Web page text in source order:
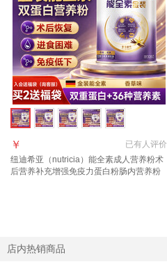
已有人评价
￥
纽迪希亚（nutricia）能全素成人营养粉术
后营养补充增强免疫力蛋白粉肠内营养粉
店内热销商品